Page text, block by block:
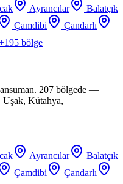
Ayrancılar
Balatçık
Çamdibi
Çandarlı
195 bölge
207 bölgede —
Kütahya,
Ayrancılar
Balatçık
Çamdibi
Çandarlı